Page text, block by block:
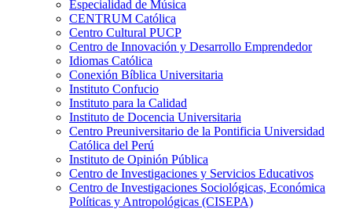
Especialidad de Música
CENTRUM Católica
Centro Cultural PUCP
Centro de Innovación y Desarrollo Emprendedor
Idiomas Católica
Conexión Bíblica Universitaria
Instituto Confucio
Instituto para la Calidad
Instituto de Docencia Universitaria
Centro Preuniversitario de la Pontificia Universidad
Católica del Perú
Instituto de Opinión Pública
Centro de Investigaciones y Servicios Educativos
Centro de Investigaciones Sociológicas, Económica
Políticas y Antropológicas (CISEPA)